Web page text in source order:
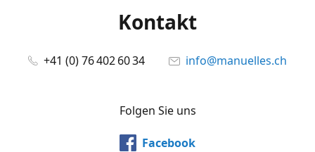
Kontakt
+41 (0) 76 402 60 34 info@manuelles.ch
Folgen Sie uns
Facebook